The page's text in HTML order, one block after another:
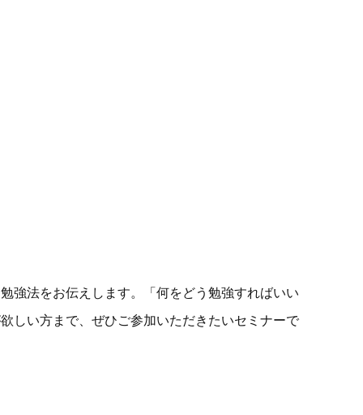
強法をお伝えします。「何をどう勉強すればいい
しい方まで、ぜひご参加いただきたいセミナーで